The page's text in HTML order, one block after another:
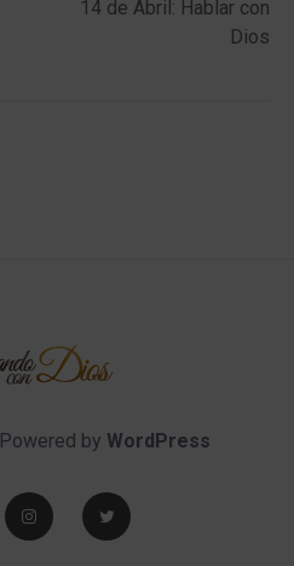
14 de Abril: Hablar con
Dios
. Powered by WordPress